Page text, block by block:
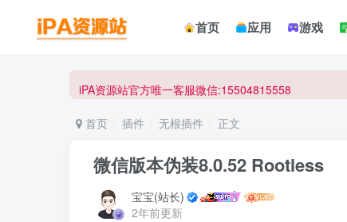
首页 应用 游戏
iPA资源站官方唯一客服微信:15504815558
iPA资源站官方唯一客服微信:15504815558
首页 插件 无根插件 正文
微信版本伪装8.0.52 Rootless
宝宝(站长)
2年前更新